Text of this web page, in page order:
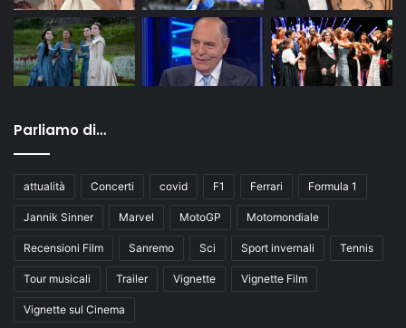
Parliamo di…
attualità Concerti covid F1 Ferrari Formula 1
Jannik Sinner Marvel MotoGP Motomondiale
Recensioni Film Sanremo Sci Sport invernali Tennis
Tour musicali Trailer Vignette Vignette Film
Vignette sul Cinema